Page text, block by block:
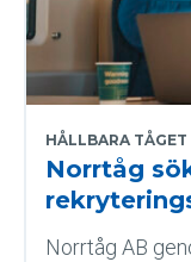
HÅLLBARA TÅGET
Norrtåg
Norrtåg AB